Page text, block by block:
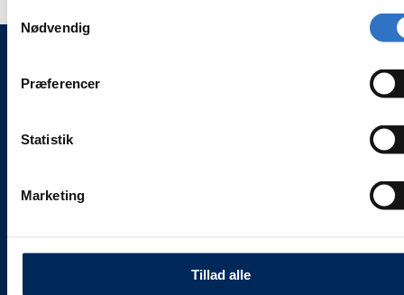
Nødvendig
Præferencer
Statistik
Marketing
Tillad alle
WEESGAARD ONLINE SHOPS 🌍
🐾 weesgaarddental.com